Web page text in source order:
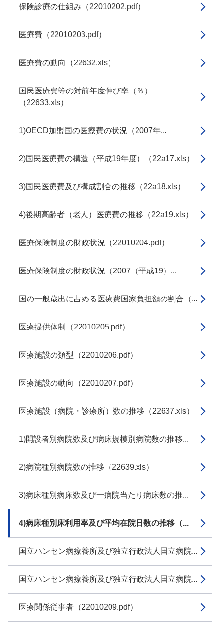
保険診療の仕組み（22010202.pdf）
医療費（22010203.pdf）
医療費の動向（22632.xls）
国民医療費等の対前年度伸び率（％）
（22633.xls）
1)OECD加盟国の医療費の状況（2007年...
2)国民医療費の構造（平成19年度）（22a17.xls）
3)国民医療費及び構成割合の推移（22a18.xls）
4)後期高齢者（老人）医療費の推移（22a19.xls）
医療保険制度の財政状況（22010204.pdf）
医療保険制度の財政状況（2007（平成19）...
国の一般歳出に占める医療費国家負担額の割合（...
医療提供体制（22010205.pdf）
医療施設の類型（22010206.pdf）
医療施設の動向（22010207.pdf）
医療施設（病院・診療所）数の推移（22637.xls）
1)開設者別病院数及び病床規模別病院数の推移...
2)病院種別病院数の推移（22639.xls）
3)病床種別病床数及び一病院当たり病床数の推...
4)病床種別床利用率及び平均在院日数の推移（...
国立ハンセン病療養所及び独立行政法人国立病院...
国立ハンセン病療養所及び独立行政法人国立病院...
医療関係従事者（22010209.pdf）